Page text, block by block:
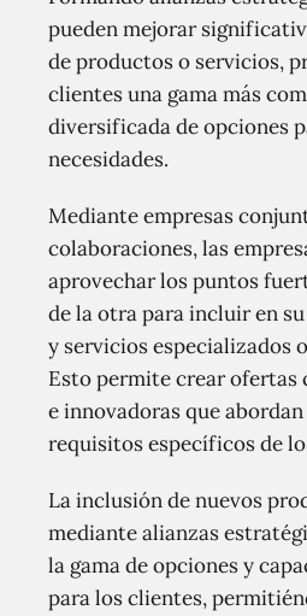
pueden mejorar
de productos o servicios,
clientes una gama más
diversificada de opciones
necesidades.
Mediante empresas
colaboraciones, las
aprovechar los puntos
de la otra para incluir en
y servicios especializados
Esto permite crear ofertas
e innovadoras que
requisitos específicos de
La inclusión de nuevos
mediante alianzas
la gama de opciones y
para los clientes,